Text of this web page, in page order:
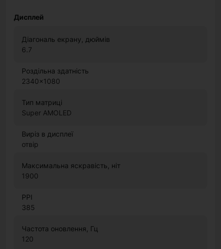
Дисплей
Діагональ екрану, дюймів
6.7
Роздільна здатність
2340x1080
Тип матриці
Super AMOLED
Виріз в дисплеї
отвір
Максимальна яскравість, ніт
1900
PPI
385
Частота оновлення, Гц
120